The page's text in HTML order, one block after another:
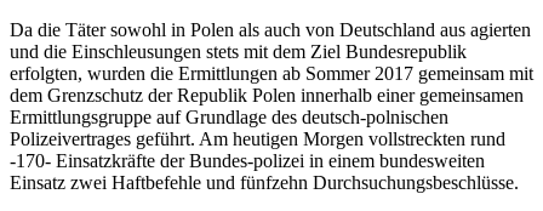
Da die Täter sowohl in Polen als auch von Deutschland aus agierten
und die Einschleusungen stets mit dem Ziel Bundesrepublik
erfolgten, wurden die Ermittlungen ab Sommer 2017 gemeinsam mit
dem Grenzschutz der Republik Polen innerhalb einer gemeinsamen
Ermittlungsgruppe auf Grundlage des deutsch-polnischen
Polizeivertrages geführt. Am heutigen Morgen vollstreckten rund
-170- Einsatzkräfte der Bundes-polizei in einem bundesweiten
Einsatz zwei Haftbefehle und fünfzehn Durchsuchungsbeschlüsse.